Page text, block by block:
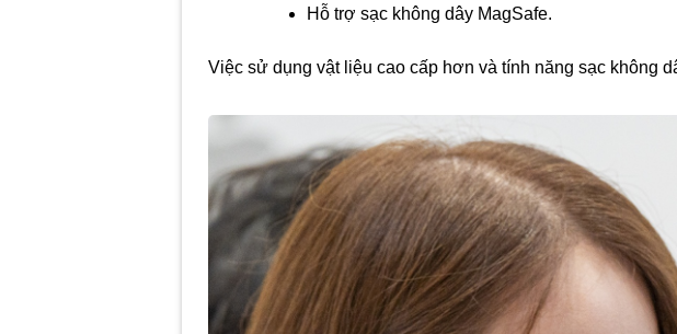
Hỗ trợ sạc không dây MagSafe.
Việc sử dụng vật liệu cao cấp hơn và tính năng sạc không